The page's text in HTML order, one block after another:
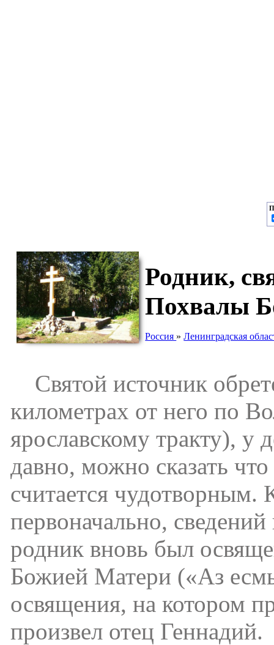
Родник,
Похвалы
Россия »Ленинградская
Святой источник
километрах от него по
ярославскому тракту), у
давно, можно сказать
считается чудотворным.
первоначально,
родник вновь был
Божией Матери («Аз
освящения, на котором
произвел отец Геннадий.